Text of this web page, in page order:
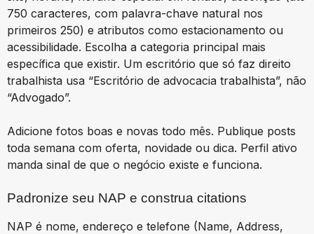
750 caracteres, com palavra-chave natural nos
primeiros 250) e atributos como estacionamento ou
acessibilidade. Escolha a categoria principal mais
específica que existir. Um escritório que só faz direito
trabalhista usa “Escritório de advocacia trabalhista”, não
“Advogado”.
Adicione fotos boas e novas todo mês. Publique posts
toda semana com oferta, novidade ou dica. Perfil ativo
manda sinal de que o negócio existe e funciona.
Padronize seu NAP e construa citations
NAP é nome, endereço e telefone (Name, Address,